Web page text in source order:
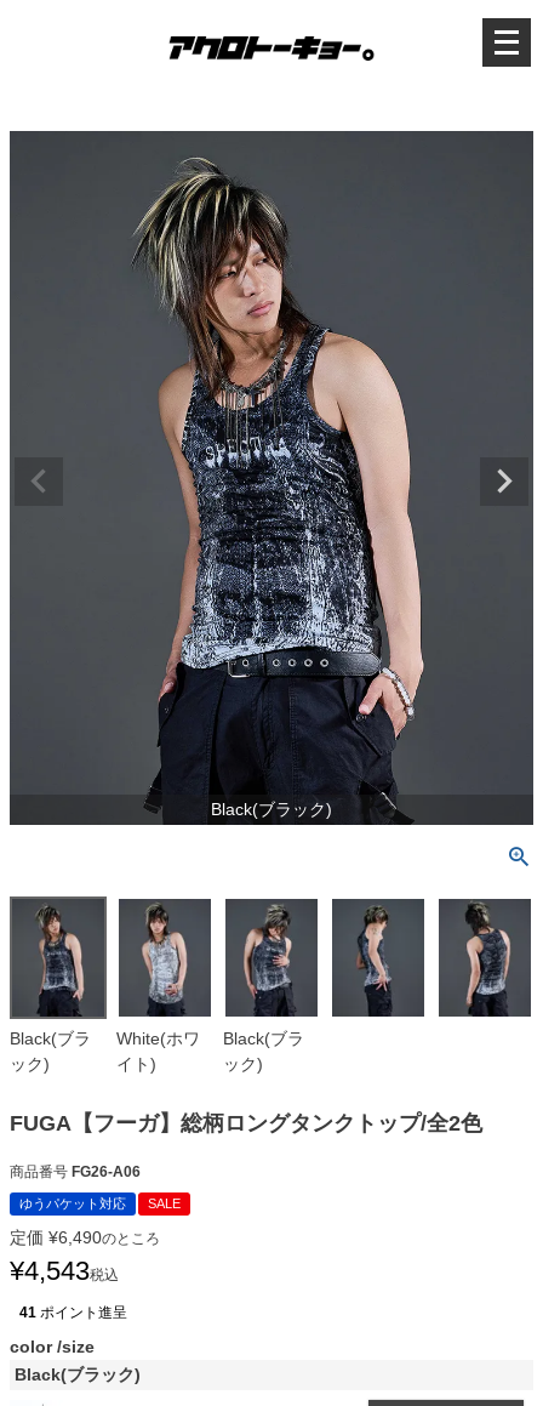
Black(ブラック)
Black(ブラ
ック)
White(ホワ
イト)
Black(ブラ
ック)
FUGA【フーガ】総柄ロングタンクトップ/全2色
商品番号 FG26-A06
ゆうパケット対応 SALE
定価 ¥6,490のところ
¥4,543税込
41 ポイント進呈
color size
Black(ブラック)